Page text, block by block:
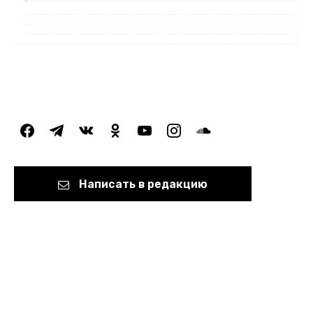
facebooktelegramvkontakteodnoklassniki
youtubeinstagramsoundcloud
Написать в редакцию